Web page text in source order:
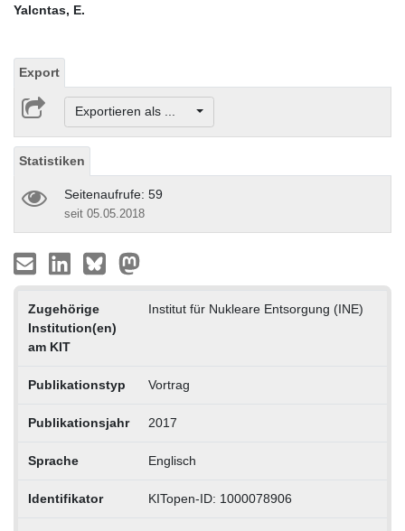
Yalcntas, E.
Export
Exportieren als ...
Statistiken
Seitenaufrufe: 59
seit 05.05.2018
Zugehörige
Institution(en)
am KIT
Institut für Nukleare Entsorgung (INE)
Publikationstyp Vortrag
Publikationsjahr 2017
Sprache Englisch
Identifikator KITopen-ID: 1000078906